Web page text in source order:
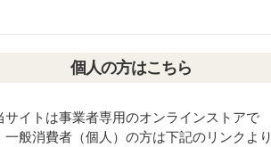
個人の方はこちら
イトは事業者専用のオンラインストアで
一般消費者（個人）の方は下記のリンクより